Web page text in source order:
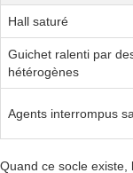
Hall saturé
Guichet ralenti par
hétérogènes
Agents interrompus
Quand ce socle existe,